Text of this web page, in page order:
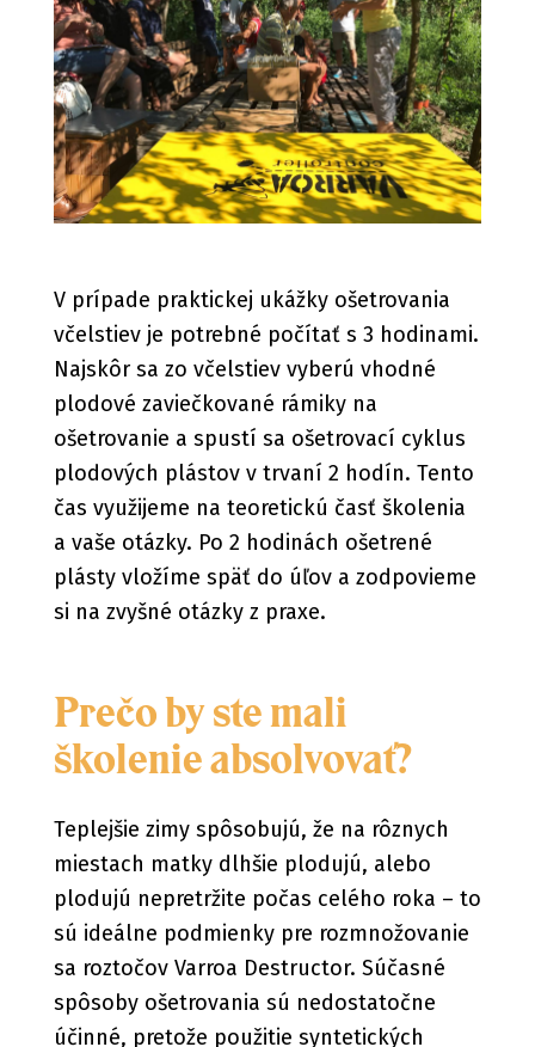
V prípade praktickej ukážky ošetrovania
včelstiev je potrebné počítať s 3 hodinami.
Najskôr sa zo včelstiev vyberú vhodné
plodové zaviečkované rámiky na
ošetrovanie a spustí sa ošetrovací cyklus
plodových plástov v trvaní 2 hodín. Tento
čas využijeme na teoretickú časť školenia
a vaše otázky. Po 2 hodinách ošetrené
plásty vložíme späť do úľov a zodpovieme
si na zvyšné otázky z praxe.
Prečo by ste mali
školenie absolvovať?
Teplejšie zimy spôsobujú, že na rôznych
miestach matky dlhšie plodujú, alebo
plodujú nepretržite počas celého roka – to
sú ideálne podmienky pre rozmnožovanie
sa roztočov Varroa Destructor. Súčasné
spôsoby ošetrovania sú nedostatočne
účinné, pretože použitie syntetických